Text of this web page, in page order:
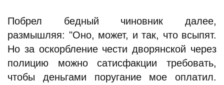
Побрел бедный чиновник далее,
размышляя: "Оно, может, и так, что всыпят.
Но за оскорбление чести дворянской через
полицию можно сатисфакции требовать,
чтобы деньгами поругание мое оплатил.